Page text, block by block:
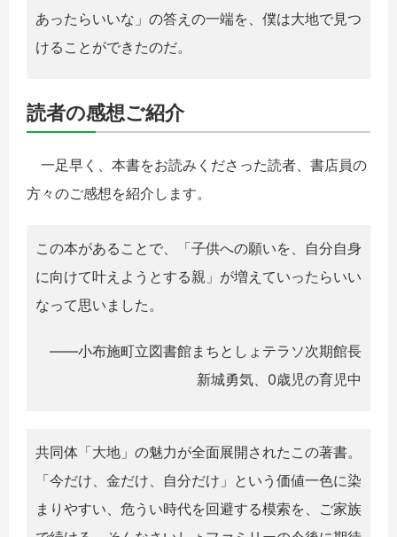
あったらいいな」の答えの一端を、僕は大地で見つ
けることができたのだ。
読者の感想ご紹介
一足早く、本書をお読みくださった読者、書店員の
方々のご感想を紹介します。
この本があることで、「子供への願いを、自分自身
に向けて叶えようとする親」が増えていったらいい
なって思いました。
――小布施町立図書館まちとしょテラソ次期館長
新城勇気、0歳児の育児中
共同体「大地」の魅力が全面展開されたこの著書。
「今だけ、金だけ、自分だけ」という価値一色に染
まりやすい、危うい時代を回避する模索を、ご家族